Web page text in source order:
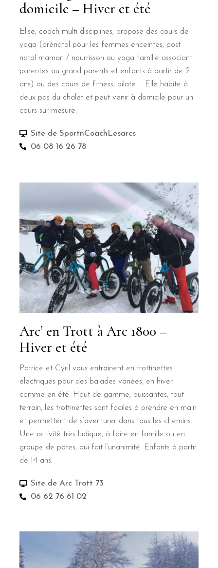
domicile – Hiver et été
Elise, coach multi disciplines, propose des cours de
yoga (prénatal pour les femmes enceintes, post
natal maman / nourrisson ou yoga famille associant
parentes ou grand parents et enfants à partir de 2
ans) ou des cours de fitness, pilate … Elle habite à
deux pas du chalet et peut venir à domicile pour un
cours sur mesure.
Site de SportnCoachLesarcs
06 08 16 26 78
Arc’ en Trott à Arc 1800 –
Hiver et été
Patrice et Cyril vous entrainent en trottinettes
électriques pour des balades variées, en hiver
comme en été. Haut de gamme, puissantes, tout
terrain, les trottinettes sont faciles à prendre en main
et permettent de s’aventurer dans tous les chemins.
Une activité très ludique, à faire en famille ou en
groupe de potes, qui fait l’unanimité. Enfants à partir
de 14 ans.
Site de Arc Trott 73
06 62 76 61 02